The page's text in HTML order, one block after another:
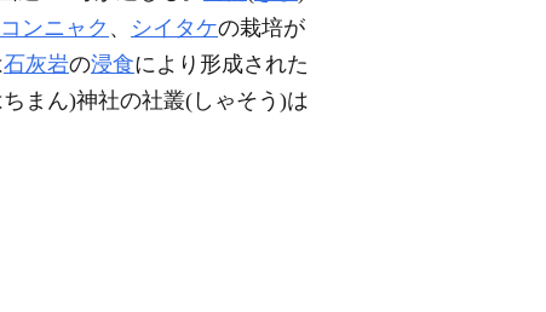
コンニャク 、 シイタケの栽培が
石灰岩の浸食により形成された
まん)神社の社叢(しゃそう)は